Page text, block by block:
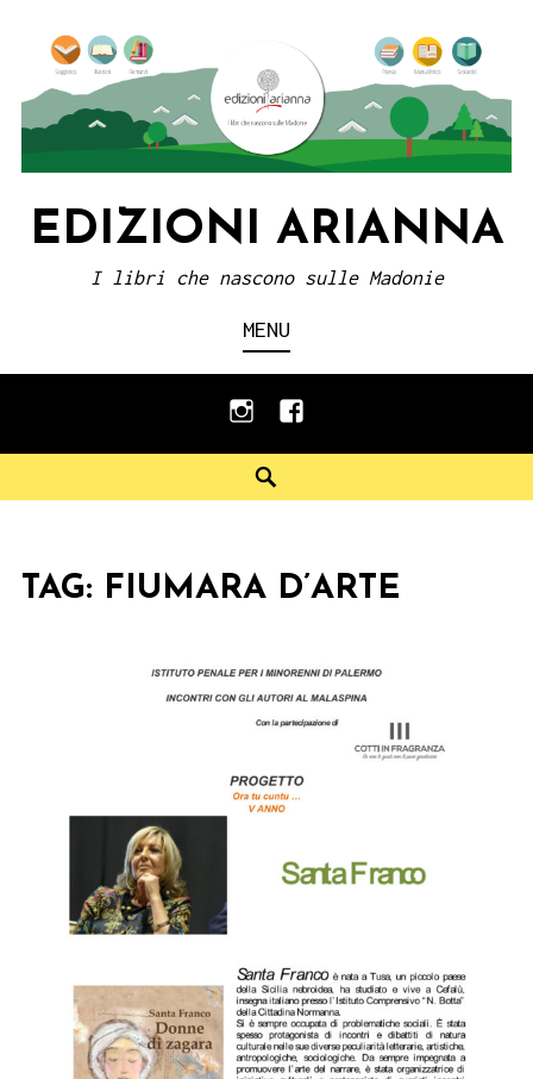
content
EDIZIONI ARIANNA
I libri che nascono sulle Madonie
MENU
instagramfacebook
TAG: FIUMARA D’ARTE